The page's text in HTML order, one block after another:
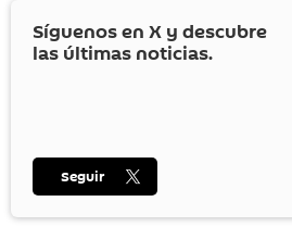
Síguenos en X y descubre
las últimas noticias.
Seguir